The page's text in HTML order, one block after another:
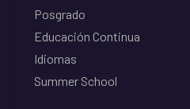
Posgrado
Educación Continua
Idiomas
Summer School